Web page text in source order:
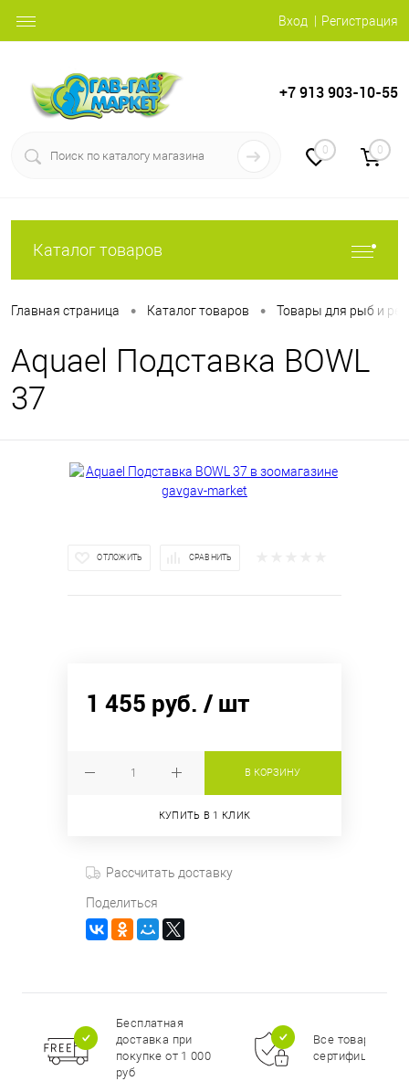
Вход Регистрация
+7 913 903-10-55
0 0
Каталог товаров
Главная страница • Каталог товаров • Товары для рыб и
Aquael Подставка BOWL
37
ОТЛОЖИТЬ СРАВНИТЬ
1 455 руб. / шт
В КОРЗИНУ
КУПИТЬ В 1 КЛИК
Рассчитать доставку
Поделиться
Бесплатная
доставка при
покупке от 1 000
руб
Все товары